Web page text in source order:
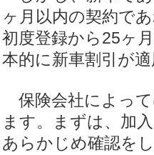
ヶ月以内の契約で
初度登録から25ヶ
本的に新車割引が
保険会社によって
ます。まずは、加
あらかじめ確認を